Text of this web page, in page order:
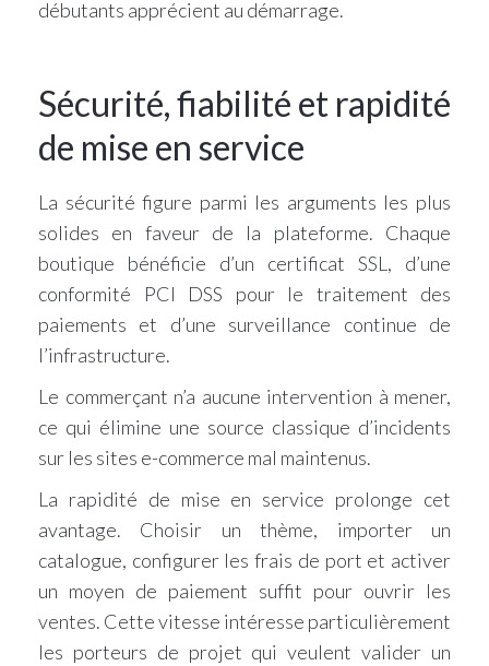
débutants apprécient au démarrage.
Sécurité, fiabilité et rapidité
de mise en service
La sécurité figure parmi les arguments les plus
solides en faveur de la plateforme. Chaque
boutique bénéficie d’un certificat SSL, d’une
conformité PCI DSS pour le traitement des
paiements et d’une surveillance continue de
l’infrastructure.
Le commerçant n’a aucune intervention à mener,
ce qui élimine une source classique d’incidents
sur les sites e-commerce mal maintenus.
La rapidité de mise en service prolonge cet
avantage. Choisir un thème, importer un
catalogue, configurer les frais de port et activer
un moyen de paiement suffit pour ouvrir les
ventes. Cette vitesse intéresse particulièrement
les porteurs de projet qui veulent valider un